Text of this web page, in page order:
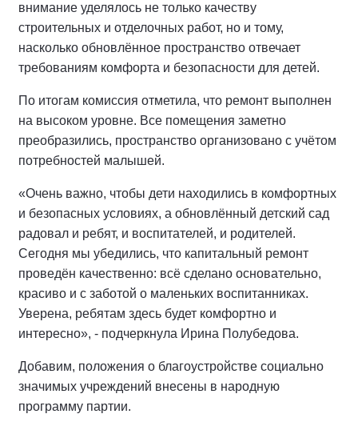
внимание уделялось не только качеству
строительных и отделочных работ, но и тому,
насколько обновлённое пространство отвечает
требованиям комфорта и безопасности для детей.
По итогам комиссия отметила, что ремонт выполнен
на высоком уровне. Все помещения заметно
преобразились, пространство организовано с учётом
потребностей малышей.
«Очень важно, чтобы дети находились в комфортных
и безопасных условиях, а обновлённый детский сад
радовал и ребят, и воспитателей, и родителей.
Сегодня мы убедились, что капитальный ремонт
проведён качественно: всё сделано основательно,
красиво и с заботой о маленьких воспитанниках.
Уверена, ребятам здесь будет комфортно и
интересно», - подчеркнула Ирина Полубедова.
Добавим, положения о благоустройстве социально
значимых учреждений внесены в народную
программу партии.